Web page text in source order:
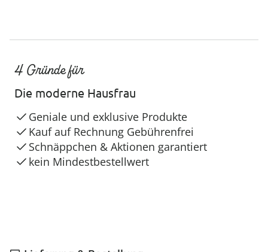
4 Gründe für
Die moderne Hausfrau
Geniale und exklusive Produkte
Kauf auf Rechnung Gebührenfrei
Schnäppchen & Aktionen garantiert
kein Mindestbestellwert